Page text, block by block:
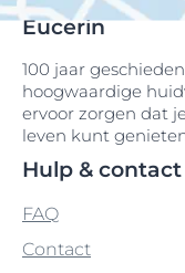
Eucerin
100 jaar
hoogwaardige
ervoor zorgen dat
leven kunt
Hulp & contact
FAQ
Contact